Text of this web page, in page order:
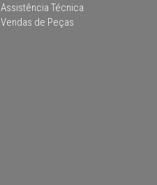
Assistência Técnica
Vendas de Peças